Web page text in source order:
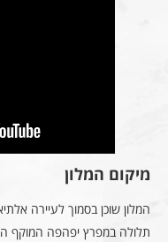
מיקום המלון
תלולה במפרץ יפהפה המוקף